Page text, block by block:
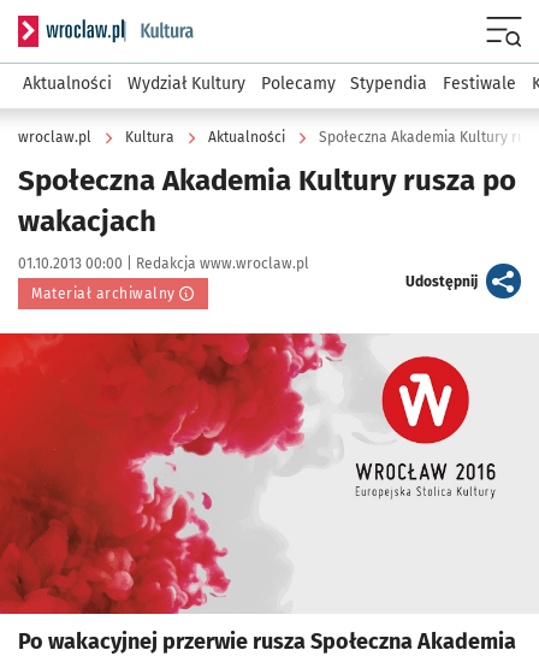
Serwis informacyjny wroclaw.pl podserwis: Kultura
Aktualności Wydział Kultury Polecamy Stypendia Festiwale
wroclaw.pl Kultura Aktualności Społeczna Akademia Kultury
Społeczna Akademia Kultury rusza po
wakacjach
Data publikacji:
01.10.2013 00:00 | Autor:
Redakcja www.wroclaw.pl
Materiał archiwalny
Udostępnijartykuł
Kliknij, aby powiększyć
Po wakacyjnej przerwie rusza Społeczna Akademia